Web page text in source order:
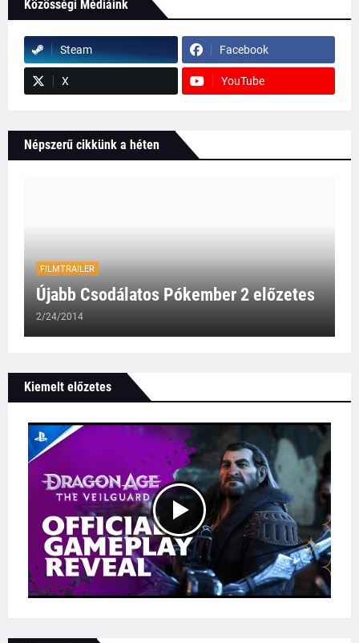
Közösségi Médiáink
Steam Facebook
X YouTube
Népszerű cikkünk a héten
FILMTRAILER
Újabb Csodálatos Pókember 2 előzetes
2/24/2014
Kiemelt előzetes